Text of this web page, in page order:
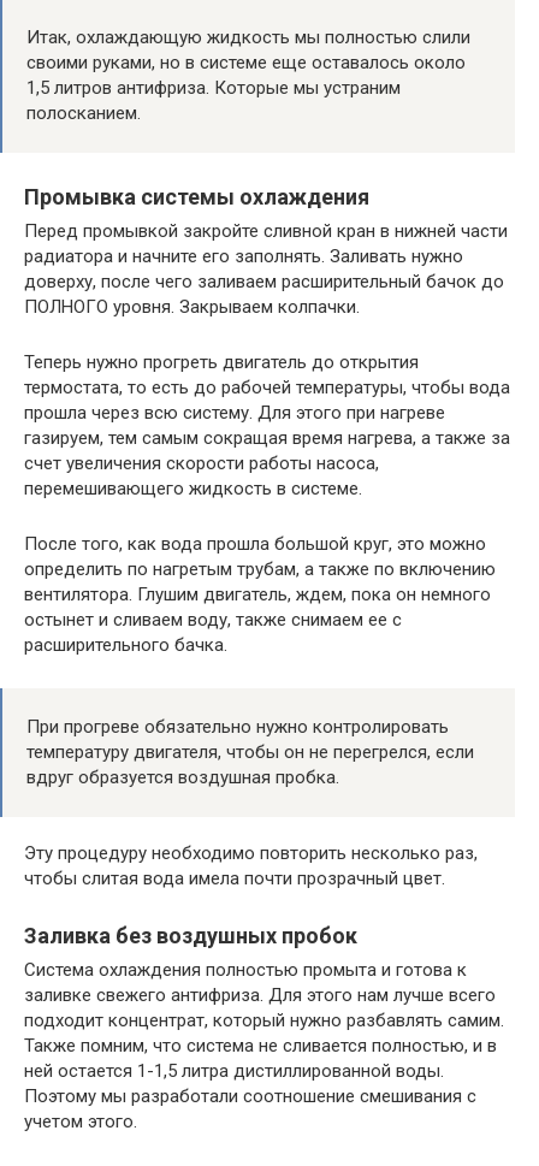
Итак, охлаждающую жидкость мы полностью слили
своими руками, но в системе еще оставалось около
1,5 литров антифриза. Которые мы устраним
полосканием.
Промывка системы охлаждения
Перед промывкой закройте сливной кран в нижней части
радиатора и начните его заполнять. Заливать нужно
доверху, после чего заливаем расширительный бачок до
ПОЛНОГО уровня. Закрываем колпачки.
Теперь нужно прогреть двигатель до открытия
термостата, то есть до рабочей температуры, чтобы вода
прошла через всю систему. Для этого при нагреве
газируем, тем самым сокращая время нагрева, а также за
счет увеличения скорости работы насоса,
перемешивающего жидкость в системе.
После того, как вода прошла большой круг, это можно
определить по нагретым трубам, а также по включению
вентилятора. Глушим двигатель, ждем, пока он немного
остынет и сливаем воду, также снимаем ее с
расширительного бачка.
При прогреве обязательно нужно контролировать
температуру двигателя, чтобы он не перегрелся, если
вдруг образуется воздушная пробка.
Эту процедуру необходимо повторить несколько раз,
чтобы слитая вода имела почти прозрачный цвет.
Заливка без воздушных пробок
Система охлаждения полностью промыта и готова к
заливке свежего антифриза. Для этого нам лучше всего
подходит концентрат, который нужно разбавлять самим.
Также помним, что система не сливается полностью, и в
ней остается 1-1,5 литра дистиллированной воды.
Поэтому мы разработали соотношение смешивания с
учетом этого.